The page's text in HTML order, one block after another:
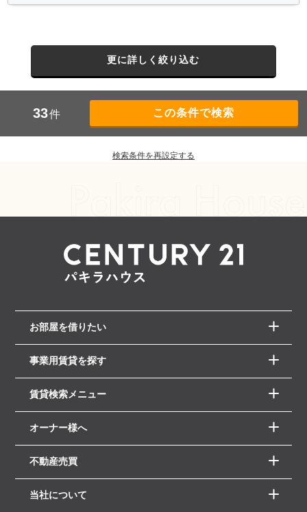
更に詳しく絞り込む
33件
検索条件を再設定する
お部屋を借りたい
事業用賃貸を探す
賃貸検索メニュー
オーナー様へ
不動産売買
当社について